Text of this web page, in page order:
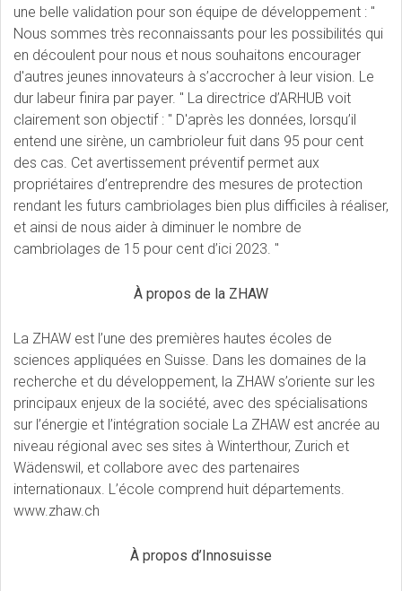
une belle validation pour son équipe de développement : "
Nous sommes très reconnaissants pour les possibilités qui
en découlent pour nous et nous souhaitons encourager
d'autres jeunes innovateurs à s’accrocher à leur vision. Le
dur labeur finira par payer. " La directrice d’ARHUB voit
clairement son objectif : " D'après les données, lorsqu’il
entend une sirène, un cambrioleur fuit dans 95 pour cent
des cas. Cet avertissement préventif permet aux
propriétaires d’entreprendre des mesures de protection
rendant les futurs cambriolages bien plus difficiles à réaliser,
et ainsi de nous aider à diminuer le nombre de
cambriolages de 15 pour cent d’ici 2023. "
À propos de la ZHAW
La ZHAW est l’une des premières hautes écoles de
sciences appliquées en Suisse. Dans les domaines de la
recherche et du développement, la ZHAW s’oriente sur les
principaux enjeux de la société, avec des spécialisations
sur l’énergie et l’intégration sociale La ZHAW est ancrée au
niveau régional avec ses sites à Winterthour, Zurich et
Wädenswil, et collabore avec des partenaires
internationaux. L’école comprend huit départements.
www.zhaw.ch
À propos d’Innosuisse